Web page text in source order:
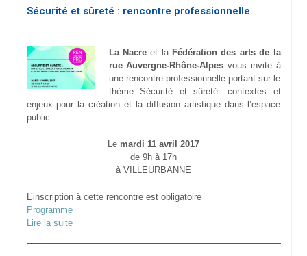
Sécurité et sûreté : rencontre professionnelle
La Nacreet la Fédération des arts de la
rue Auvergne-Rhône-Alpes vous invite à
une rencontre professionnelle portant sur le
thème Sécurité et sûreté: contextes et
enjeux pour la création et la diffusion artistique dans l’espace
public.
Le mardi 11 avril 2017
de 9h à 17h
à VILLEURBANNE
L’inscription à cette rencontre est obligatoire
Programme
Lire la suite